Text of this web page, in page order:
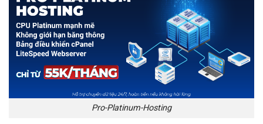
Pro-Platinum-Hosting